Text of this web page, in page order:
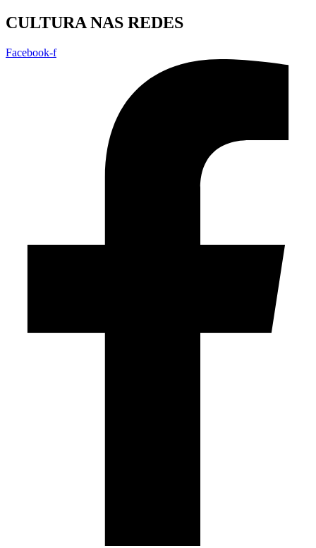
CULTURA NAS REDES
Facebook-f